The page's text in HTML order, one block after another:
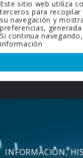
Este sitio web utiliza
terceros para
su navegación y
preferencias,
Si continua
información
INFORMACIÓN,